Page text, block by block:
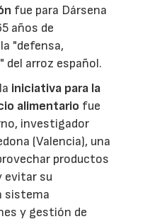
fue para Dársena
años de
"defensa,
arroz español.
iniciativa para la
alimentario fue
investigador
(Valencia), una
productos
evitar su
sistema
y gestión de